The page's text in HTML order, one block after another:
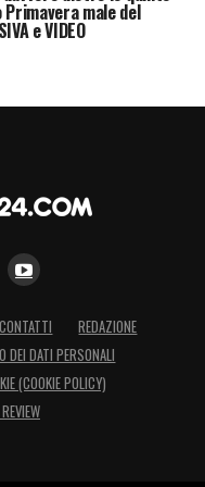
Primavera male del
e VIDEO
CONTATTI
REDAZIONE
DEI DATI PERSONALI
(COOKIE POLICY)